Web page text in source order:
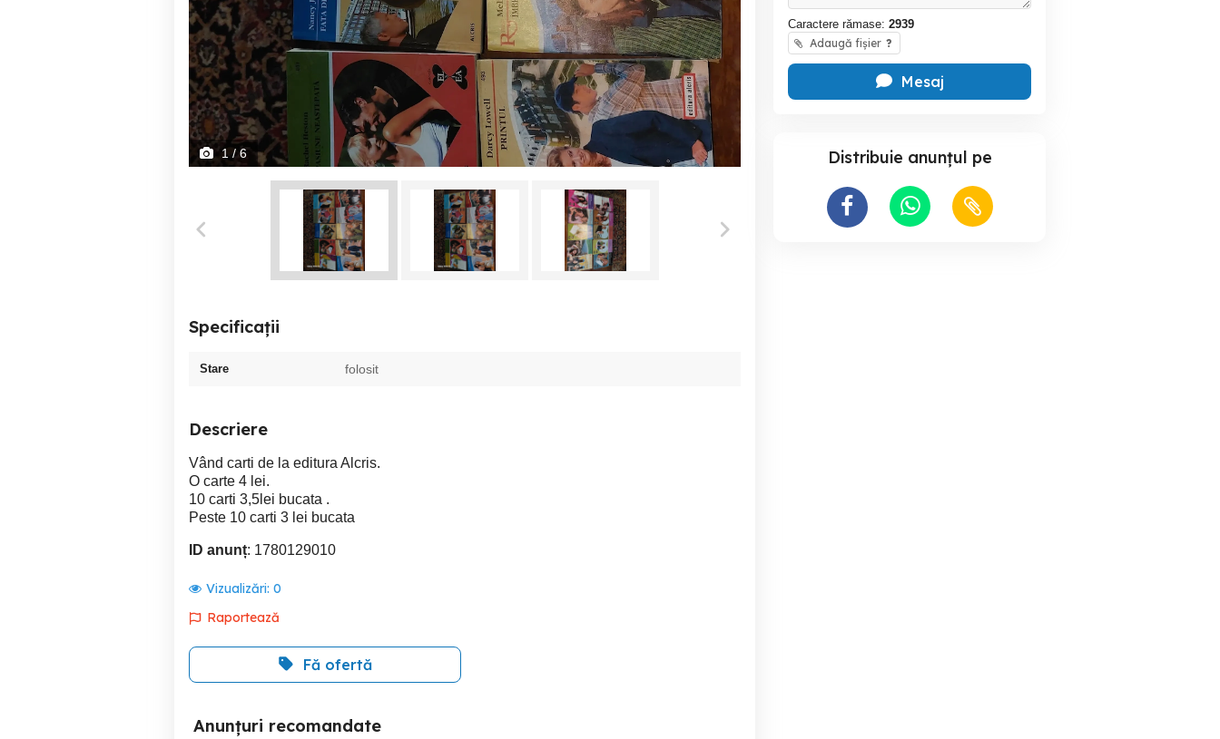
1 / 6
Specificații
Stare folosit
Descriere
Vând carti de la editura Alcris.
O carte 4 lei.
10 carti 3,5lei bucata .
Peste 10 carti 3 lei bucata
ID anunț: 1780129010
Vizualizări: 0
Raportează
Fă ofertă
Anunțuri recomandate
Caractere rămase: 2939
Adaugă fișier ?
Mesaj
Distribuie anunțul pe